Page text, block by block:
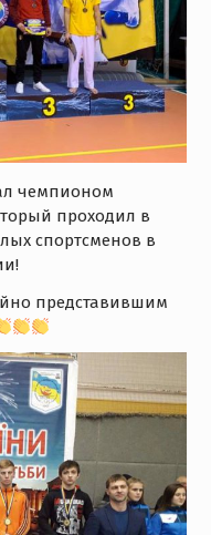
чемпионом
проходил в
спортсменов в
представившим